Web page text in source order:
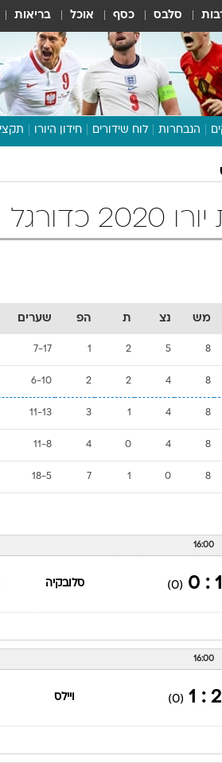
סלבס כסף אוכל בריאות
הנבחרות לוח שידורים חידון היורו
מש נצ ת הפ שערים
8
5
2
1
7-17
8
4
2
2
6-10
8
4
1
3
11-13
8
4
0
4
11-8
8
0
1
7
18-5
16:00
1 : 0
(0) סלובקיה
16:00
2 : 1
(0) ויילס